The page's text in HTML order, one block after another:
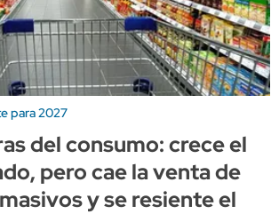
para 2027
del consumo: crece el
pero cae la venta de
y se resiente el